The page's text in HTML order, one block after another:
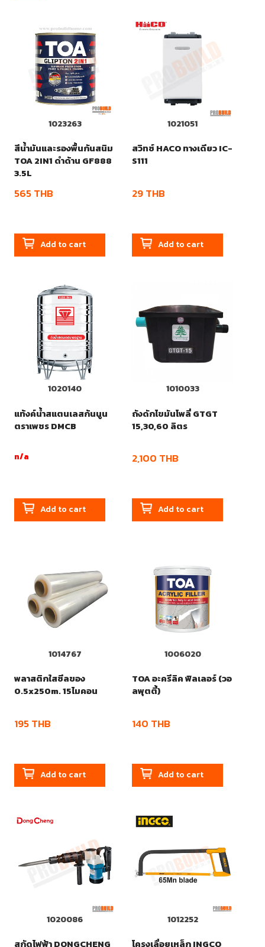
1023263
สีน้ำมันและรองพื้นกันสนิม
TOA 2IN1 ดำด้าน GF888
3.5L
565THB
Add to cart
1021051
สวิทซ์ HACO ทางเดียว IC-
S111
29THB
Add to cart
1020140
แท้งค์น้ำสแตนเลสก้นนูน
ตราเพชร DMCB
n/a
Add to cart
1010033
ถังดักไขมันโพลี่ GTGT
15,30,60 ลิตร
2,100 THB
Add to cart
1014767
พลาสติกใสซีลของ
0.5x250m. 15ไมคอน
195THB
Add to cart
1006020
TOA อะครีลิค ฟิลเลอร์ (วอ
ลพุตตี้)
140 THB
Add to cart
1020086
สกัดไฟฟ้า DONGCHENG
1012252
โครงเลื่อยเหล็ก INGCO